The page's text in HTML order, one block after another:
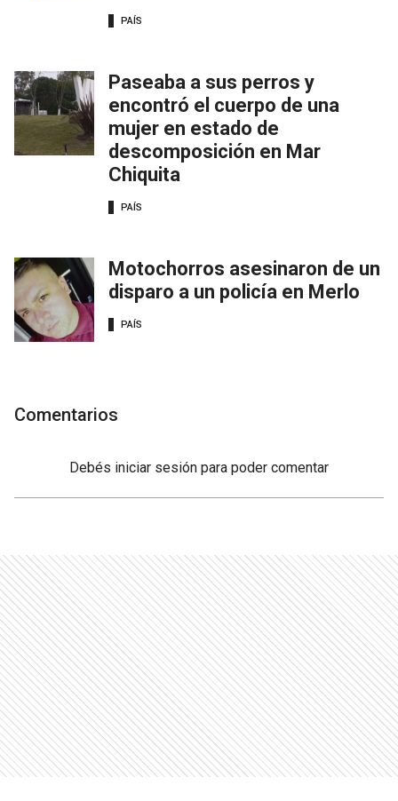
PAÍS
Paseaba a sus perros y
encontró el cuerpo de una
mujer en estado de
descomposición en Mar
Chiquita
PAÍS
Motochorros asesinaron de un
disparo a un policía en Merlo
PAÍS
Comentarios
Debés iniciar sesión para poder comentar